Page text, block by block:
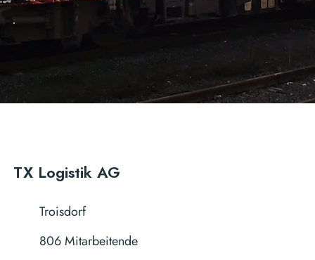
TX Logistik AG
Troisdorf
806 Mitarbeitende